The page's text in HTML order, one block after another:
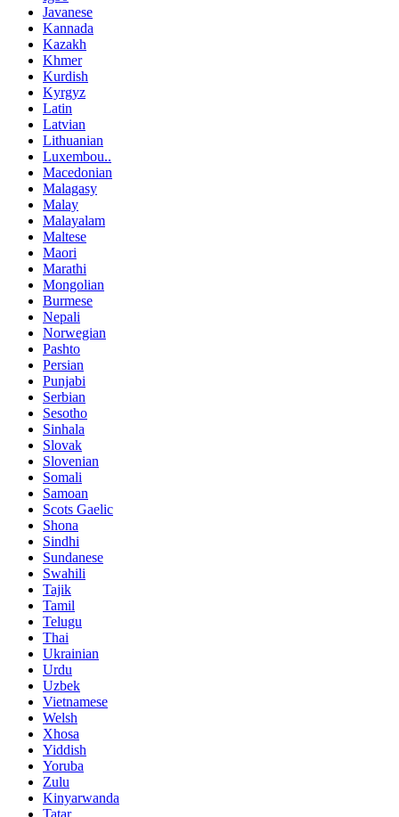
Javanese
Kannada
Kazakh
Khmer
Kurdish
Kyrgyz
Latin
Latvian
Lithuanian
Luxembou..
Macedonian
Malagasy
Malay
Malayalam
Maltese
Maori
Marathi
Mongolian
Burmese
Nepali
Norwegian
Pashto
Persian
Punjabi
Serbian
Sesotho
Sinhala
Slovak
Slovenian
Somali
Samoan
Scots Gaelic
Shona
Sindhi
Sundanese
Swahili
Tajik
Tamil
Telugu
Thai
Ukrainian
Urdu
Uzbek
Vietnamese
Welsh
Xhosa
Yiddish
Yoruba
Zulu
Kinyarwanda
Tatar